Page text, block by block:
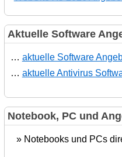
Aktuelle Software
… aktuelle Software
… aktuelle Antivirus
Notebook, PC und
» Notebooks und PCs